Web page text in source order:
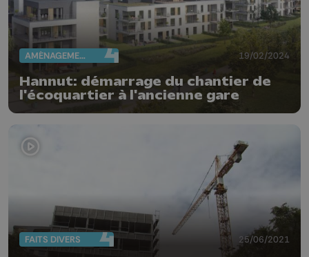
AMÉNAGEMENT DU TERRITOIRE 19/02/2024
Hannut: démarrage du chantier de
l'écoquartier à l'ancienne gare
FAITS DIVERS 25/06/2021